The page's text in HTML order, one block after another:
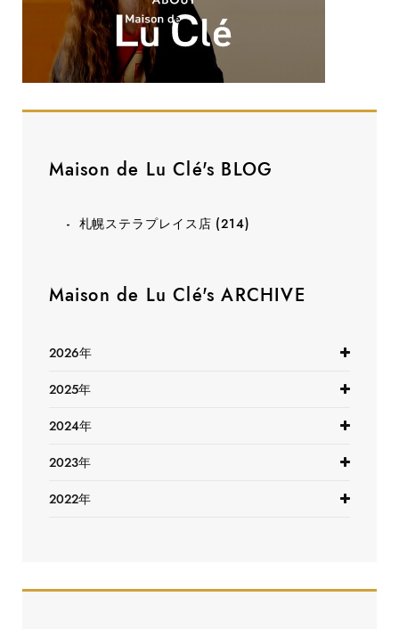
Maison de Lu Clé's BLOG
札幌ステラプレイス店 (214)
Maison de Lu Clé's ARCHIVE
2026年
2025年
2024年
2023年
2022年